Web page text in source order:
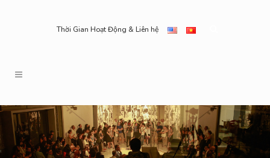
Thời Gian Hoạt Động & Liên hệ